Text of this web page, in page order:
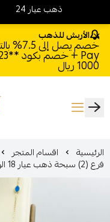
الأربش للذهب
1000 ريال
الرئيسية اقسام المتجر
فرع (2) سبحة ذهب عيار 18 الوزن 3.30 جرام
24 ذهب عيار